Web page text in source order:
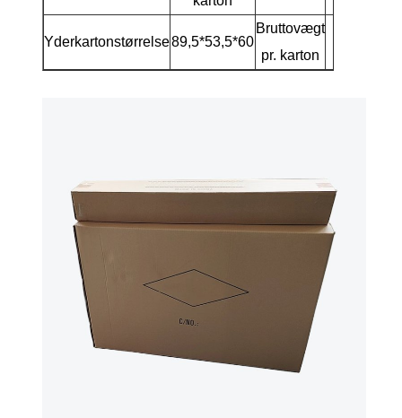
Yderkartonstørrelse89,5*53,5*60
Bruttovægt
pr. karton